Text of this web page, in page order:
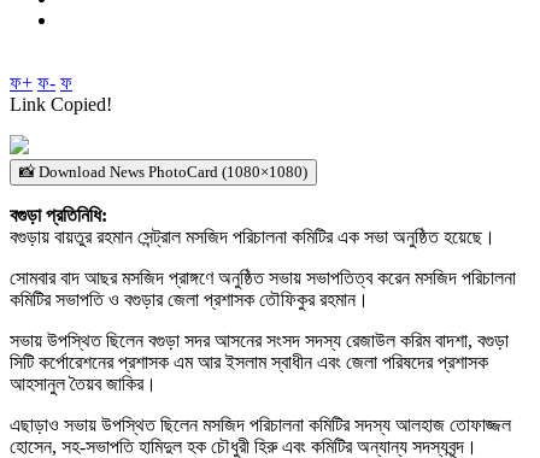
ফ+ ফ- ফ
Link Copied!
📸 Download News PhotoCard (1080×1080)
বগুড়া প্রতিনিধি:
বগুড়ায় বায়তুর রহমান সেন্ট্রাল মসজিদ পরিচালনা কমিটির এক সভা অনুষ্ঠিত হয়েছে।
সোমবার বাদ আছর মসজিদ প্রাঙ্গণে অনুষ্ঠিত সভায় সভাপতিত্ব করেন মসজিদ পরিচালনা
কমিটির সভাপতি ও বগুড়ার জেলা প্রশাসক তৌফিকুর রহমান।
সভায় উপস্থিত ছিলেন বগুড়া সদর আসনের সংসদ সদস্য রেজাউল করিম বাদশা, বগুড়া
সিটি কর্পোরেশনের প্রশাসক এম আর ইসলাম স্বাধীন এবং জেলা পরিষদের প্রশাসক
আহসানুল তৈয়ব জাকির।
এছাড়াও সভায় উপস্থিত ছিলেন মসজিদ পরিচালনা কমিটির সদস্য আলহাজ তোফাজ্জল
হোসেন, সহ-সভাপতি হামিদুল হক চৌধুরী হিরু এবং কমিটির অন্যান্য সদস্যবৃন্দ।